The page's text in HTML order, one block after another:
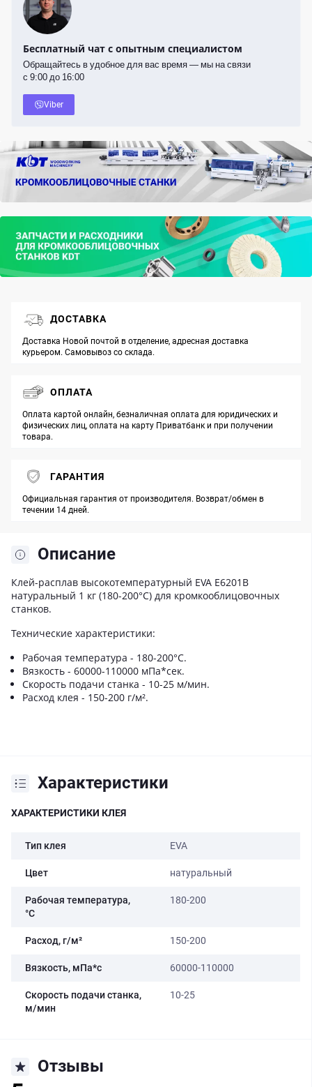
Бесплатный чат с опытным специалистом
Обращайтесь в удобное для вас время — мы на связи
с 9:00 до 16:00
Viber
Описание
Клей-расплав высокотемпературный EVA E6201B
натуральный 1 кг (180-200°С) для кромкооблицовочных
станков.
Технические характеристики:
Рабочая температура - 180-200°C.
Вязкость - 60000-110000 мПа*сек.
Скорость подачи станка - 10-25 м/мин.
Расход клея - 150-200 г/м².
Характеристики
ХАРАКТЕРИСТИКИ КЛЕЯ
Тип клея EVA
Цвет натуральный
Рабочая температура,
°C
180-200
Расход, г/м² 150-200
Вязкость, мПа*с 60000-110000
Скорость подачи станка,
м/мин
10-25
Отзывы
ДОСТАВКА
Доставка Новой почтой в отделение, адресная доставка
курьером. Самовывоз со склада.
ОПЛАТА
Оплата картой онлайн, безналичная оплата для юридических и
физических лиц, оплата на карту Приватбанк и при получении
товара.
ГАРАНТИЯ
Официальная гарантия от производителя. Возврат/обмен в
течении 14 дней.